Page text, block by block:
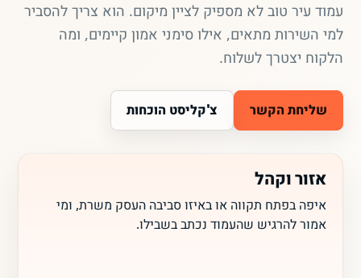
עמוד עיר טוב לא מספיק לציין מיקום. הוא צריך להסביר
למי השירות מתאים, אילו סימני אמון קיימים, ומה
הלקוח יצטרך לשלוח.
שליחת הקשר צ'קליסט הוכחות
אזור וקהל
איפה בפתח תקווה או באיזו סביבה העסק משרת, ומי
אמור להרגיש שהעמוד נכתב בשבילו.